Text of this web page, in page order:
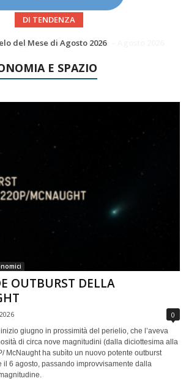
DI TENDENZA
del mese – Agosto 2026
di Agosto: LA 10P/TEMPEL AL PERIELIO
E SPAZIO
OUTBURST DELLA
0
giugno in prossimità del perielio, che l’aveva
di circa nove magnitudini (dalla diciottesima alla
McNaught ha subìto un nuovo potente outburst
il 6 agosto, passando improvvisamente dalla